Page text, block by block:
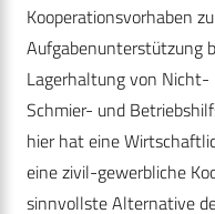
Kooperationsvorhaben
Aufgabenunterstützung
Lagerhaltung von Nicht-
Schmier- und
hier hat eine
eine zivil-gewerbliche
sinnvollste Alternative